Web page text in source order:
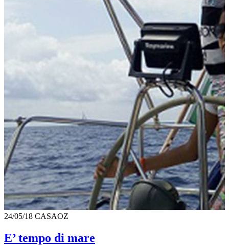
24/05/18 CASAOZ
E’ tempo di mare